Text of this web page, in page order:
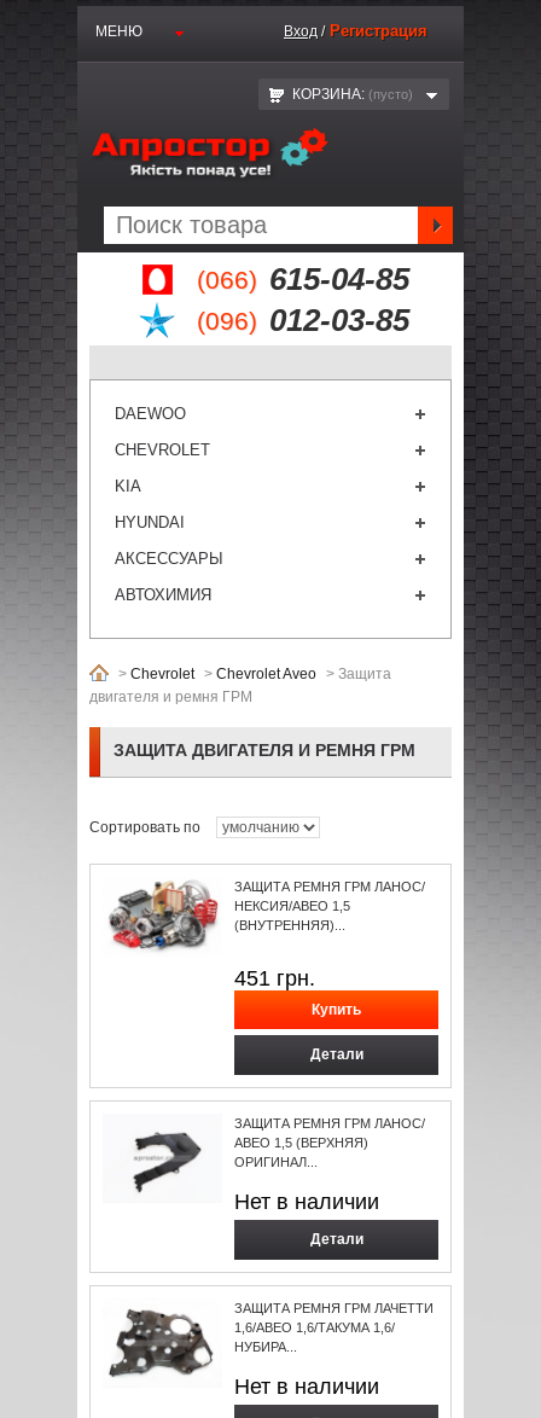
(066) 615-04-85
(096) 012-03-85
МЕНЮ Вход / Регистрация
КОРЗИНА: (пустo)
DAEWOO
CHEVROLET
KIA
HYUNDAI
АКСЕССУАРЫ
АВТОХИМИЯ
> Chevrolet > Chevrolet Aveo > Защита
двигателя и ремня ГРМ
ЗАЩИТА ДВИГАТЕЛЯ И РЕМНЯ ГРМ
Сортировать по
ЗАЩИТА РЕМНЯ ГРМ ЛАНОС/
НЕКСИЯ/АВЕО 1,5
(ВНУТРЕННЯЯ)...
451 грн.
Детали
ЗАЩИТА РЕМНЯ ГРМ ЛАНОС/
АВЕО 1,5 (ВЕРХНЯЯ)
ОРИГИНАЛ...
Нет в наличии
Детали
ЗАЩИТА РЕМНЯ ГРМ ЛАЧЕТТИ
1,6/АВЕО 1,6/ТАКУМА 1,6/
НУБИРА...
Нет в наличии